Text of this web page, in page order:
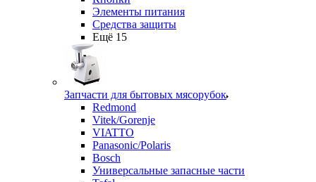
Элементы питания
Средства защиты
Ещё 15
Запчасти для бытовых мясорубок
Redmond
Vitek/Gorenje
VIATTO
Panasonic/Polaris
Bosch
Универсальные запасные части